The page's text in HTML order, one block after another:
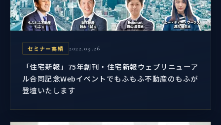
セミナー実績 2022.09.26
「住宅新報」75年創刊・住宅新報ウェブリニューア
ル合同記念Webイベントでもふもふ不動産のもふが
登壇いたします